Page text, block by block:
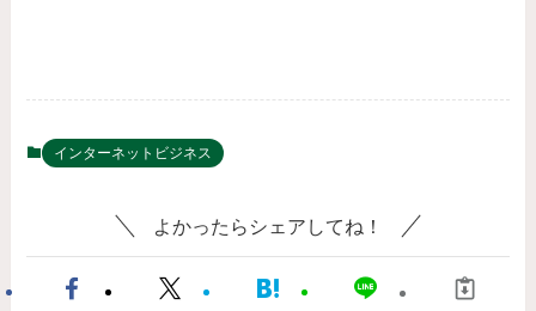
インターネットビジネス
よかったらシェアしてね！